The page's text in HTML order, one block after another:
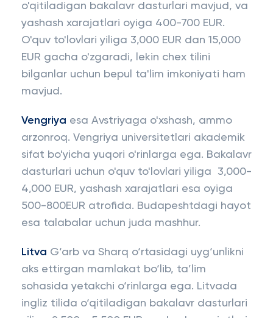
o'qitiladigan bakalavr dasturlari mavjud, va
yashash xarajatlari oyiga 400-700 EUR.
O'quv to'lovlari yiliga 3,000 EUR dan 15,000
EUR gacha o'zgaradi, lekin chex tilini
bilganlar uchun bepul ta'lim imkoniyati ham
mavjud.
Vengriya esa Avstriyaga o'xshash, ammo
arzonroq. Vengriya universitetlari akademik
sifat bo'yicha yuqori o'rinlarga ega. Bakalavr
dasturlari uchun o'quv to'lovlari yiliga 3,000-
4,000 EUR, yashash xarajatlari esa oyiga
500-800EUR atrofida. Budapeshtdagi hayot
esa talabalar uchun juda mashhur.
Litva G‘arb va Sharq o‘rtasidagi uyg‘unlikni
aks ettirgan mamlakat bo‘lib, ta’lim
sohasida yetakchi o‘rinlarga ega. Litvada
ingliz tilida o‘qitiladigan bakalavr dasturlari